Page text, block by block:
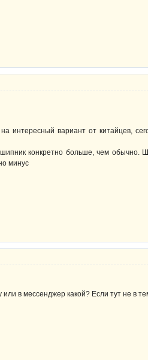
интересный вариант от китайцев,
конкретно больше, чем обычно.
минус
в мессенджер какой? Если тут не в